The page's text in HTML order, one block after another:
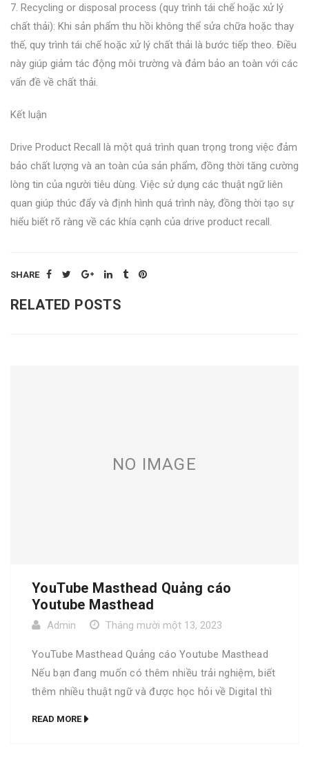
7. Recycling or disposal process (quy trình tái chế hoặc xử lý
chất thải): Khi sản phẩm thu hồi không thể sửa chữa hoặc thay
thế, quy trình tái chế hoặc xử lý chất thải là bước tiếp theo. Điều
này giúp giảm tác động môi trường và đảm bảo an toàn với các
vấn đề về chất thải.
Kết luận
Drive Product Recall là một quá trình quan trọng trong việc đảm
bảo chất lượng và an toàn của sản phẩm, đồng thời tăng cường
lòng tin của người tiêu dùng. Việc sử dụng các thuật ngữ liên
quan giúp thúc đẩy và định hình quá trình này, đồng thời tạo sự
hiểu biết rõ ràng về các khía cạnh của drive product recall.
SHARE
RELATED POSTS
NO IMAGE
YouTube Masthead Quảng cáo
Youtube Masthead
Admin Tháng mười một 13, 2023
YouTube Masthead Quảng cáo Youtube Masthead
Nếu bạn đang muốn có thêm nhiều trải nghiệm, biết
thêm nhiều thuật ngữ và được học hỏi về Digital thì
READ MORE